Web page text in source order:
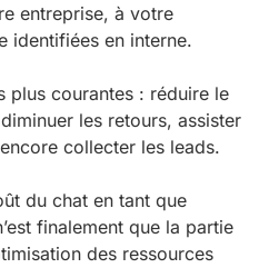
entreprise, à votre
identifiées en interne.
plus courantes : réduire le
les retours, assister
collecter les leads.
du chat en tant que
finalement que la partie
des ressources